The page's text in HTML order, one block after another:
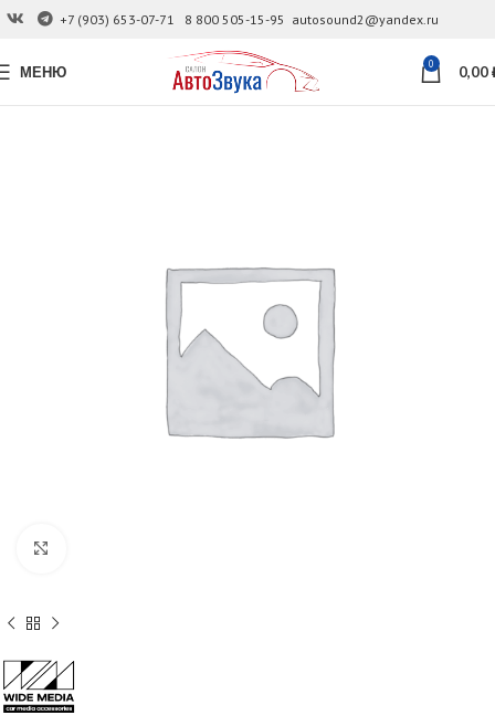
+7 (903) 653-07-71 8 800 505-15-95 autosound2@yandex.ru
МЕНЮ 0 0,00